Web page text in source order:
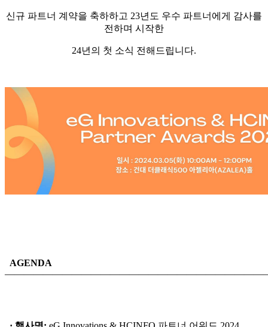
신규 파트너 계약을 축하하고 23년도 우수 파트너에게 감사를
전하며 시작한
24년의 첫 소식 전해드립니다.
AGENDA